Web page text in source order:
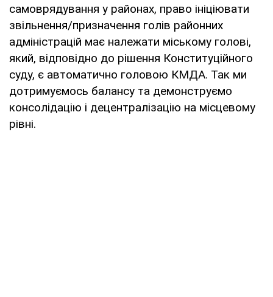
самоврядування у районах, право ініціювати
звільнення/призначення голів районних
адміністрацій має належати міському голові,
який, відповідно до рішення Конституційного
суду, є автоматично головою КМДА. Так ми
дотримуємось балансу та демонструємо
консолідацію і децентралізацію на місцевому
рівні.